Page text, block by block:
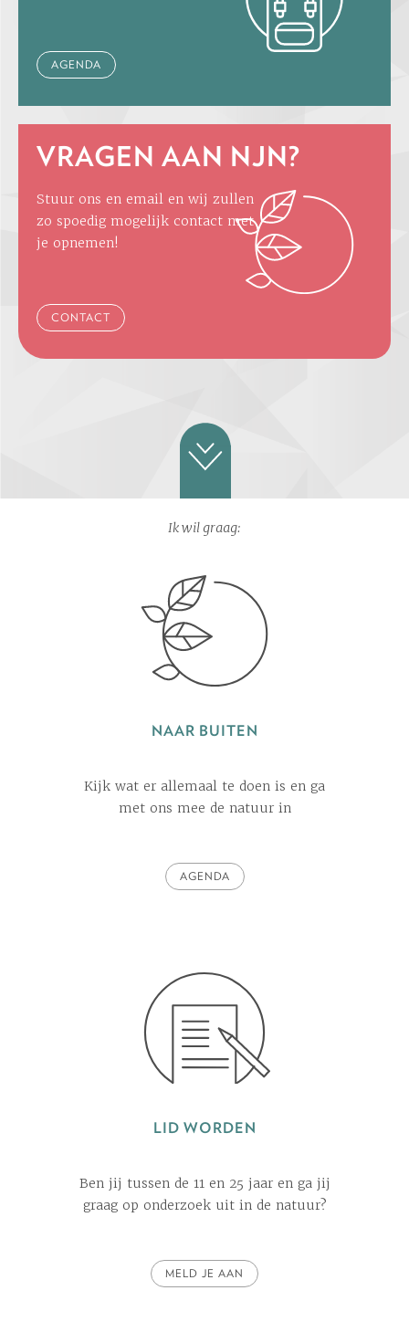
AGENDA
VRAGEN AAN NJN?
Stuur ons en email en wij zullen
zo spoedig mogelijk contact met
je opnemen!
CONTACT
Ik wil graag:
NAAR BUITEN
Kijk wat er allemaal te doen is en ga
met ons mee de natuur in
AGENDA
LID WORDEN
Ben jij tussen de 11 en 25 jaar en ga jij
graag op onderzoek uit in de natuur?
MELD JE AAN